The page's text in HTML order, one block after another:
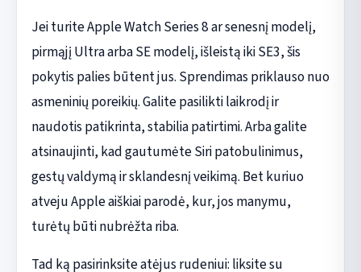
Jei turite Apple Watch Series 8 ar senesnį modelį,
pirmąjį Ultra arba SE modelį, išleistą iki SE3, šis
pokytis palies būtent jus. Sprendimas priklauso nuo
asmeninių poreikių. Galite pasilikti laikrodį ir
naudotis patikrinta, stabilia patirtimi. Arba galite
atsinaujinti, kad gautumėte Siri patobulinimus,
gestų valdymą ir sklandesnį veikimą. Bet kuriuo
atveju Apple aiškiai parodė, kur, jos manymu,
turėtų būti nubrėžta riba.
Tad ką pasirinksite atėjus rudeniui: liksite su